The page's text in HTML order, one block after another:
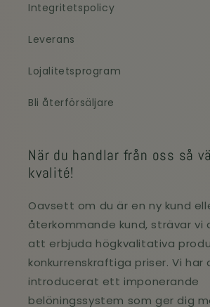
Integritetspolicy
Leverans
Lojalitetsprogram
Bli återförsäljare
När du handlar från oss så
kvalité!
Oavsett om du är en ny kund
återkommande kund, strävar
att erbjuda högkvalitativa
konkurrenskraftiga priser. Vi har
introducerat ett imponerande
belöningssystem som ger dig